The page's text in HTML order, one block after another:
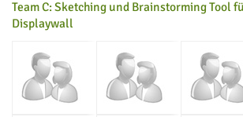
Team C: Sketching und Brainstorming Tool
Displaywall